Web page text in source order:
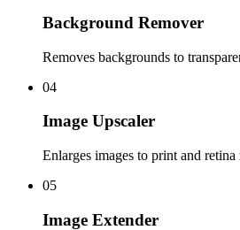
Background Remover
Removes backgrounds to
04
Image Upscaler
Enlarges images to print and retina
05
Image Extender